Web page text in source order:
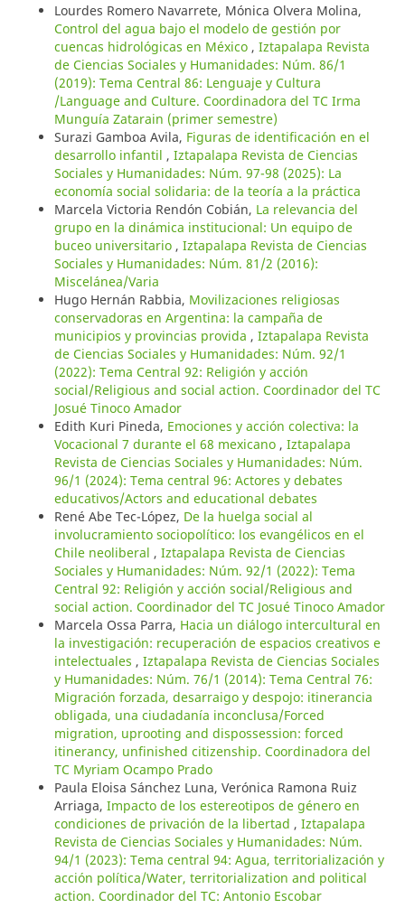
Lourdes Romero Navarrete, Mónica Olvera Molina,
Control del agua bajo el modelo de gestión por
cuencas hidrológicas en México , Iztapalapa Revista
de Ciencias Sociales y Humanidades: Núm. 86/1
(2019): Tema Central 86: Lenguaje y Cultura
/Language and Culture. Coordinadora del TC Irma
Munguía Zatarain (primer semestre)
Surazi Gamboa Avila, Figuras de identificación en el
desarrollo infantil , Iztapalapa Revista de Ciencias
Sociales y Humanidades: Núm. 97-98 (2025): La
economía social solidaria: de la teoría a la práctica
Marcela Victoria Rendón Cobián, La relevancia del
grupo en la dinámica institucional: Un equipo de
buceo universitario , Iztapalapa Revista de Ciencias
Sociales y Humanidades: Núm. 81/2 (2016):
Miscelánea/Varia
Hugo Hernán Rabbia, Movilizaciones religiosas
conservadoras en Argentina: la campaña de
municipios y provincias provida , Iztapalapa Revista
de Ciencias Sociales y Humanidades: Núm. 92/1
(2022): Tema Central 92: Religión y acción
social/Religious and social action. Coordinador del TC
Josué Tinoco Amador
Edith Kuri Pineda, Emociones y acción colectiva: la
Vocacional 7 durante el 68 mexicano , Iztapalapa
Revista de Ciencias Sociales y Humanidades: Núm.
96/1 (2024): Tema central 96: Actores y debates
educativos/Actors and educational debates
René Abe Tec-López, De la huelga social al
involucramiento sociopolítico: los evangélicos en el
Chile neoliberal , Iztapalapa Revista de Ciencias
Sociales y Humanidades: Núm. 92/1 (2022): Tema
Central 92: Religión y acción social/Religious and
social action. Coordinador del TC Josué Tinoco Amador
Marcela Ossa Parra, Hacia un diálogo intercultural en
la investigación: recuperación de espacios creativos e
intelectuales , Iztapalapa Revista de Ciencias Sociales
y Humanidades: Núm. 76/1 (2014): Tema Central 76:
Migración forzada, desarraigo y despojo: itinerancia
obligada, una ciudadanía inconclusa/Forced
migration, uprooting and dispossession: forced
itinerancy, unfinished citizenship. Coordinadora del
TC Myriam Ocampo Prado
Paula Eloisa Sánchez Luna, Verónica Ramona Ruiz
Arriaga, Impacto de los estereotipos de género en
condiciones de privación de la libertad , Iztapalapa
Revista de Ciencias Sociales y Humanidades: Núm.
94/1 (2023): Tema central 94: Agua, territorialización y
acción política/Water, territorialization and political
action. Coordinador del TC: Antonio Escobar